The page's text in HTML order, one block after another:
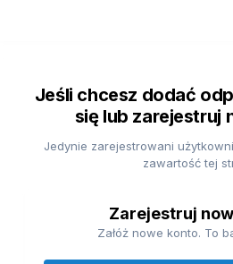
Jeśli chcesz dodać
się lub zarejestruj
Jedynie zarejestrowani
zawartość tej
Zarejestruj
Załóż nowe konto. To